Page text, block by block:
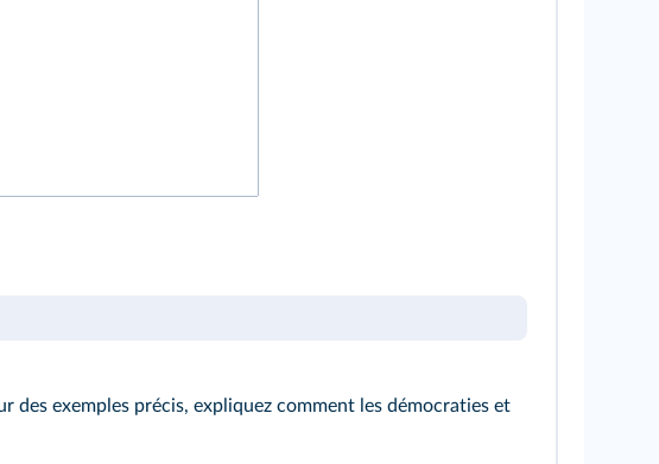
exemples précis, expliquez comment les démocraties et